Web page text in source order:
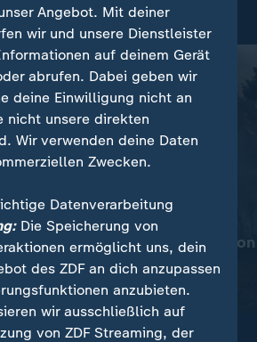
Einzelbeiträge
Mehr
Waldbrände
Video1:32
Angebot. Mit deiner
wir und unsere Dienstleister
auf deinem Gerät
abrufen. Dabei geben wir
deine Einwilligung nicht an
nicht unsere direkten
Wir verwenden deine Daten
Zwecken.
Datenverarbeitung
Die Speicherung von
ermöglicht uns, dein
des ZDF an dich anzupassen
anzubieten.
wir ausschließlich auf
von ZDF Streaming, der